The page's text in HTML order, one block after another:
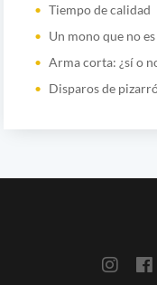
Tiempo de calidad
Un mono que no
Arma corta: ¿sí o
Disparos de